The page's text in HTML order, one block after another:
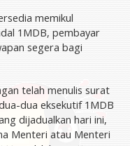
memikul
1MDB, pembayar
segera bagi
telah menulis surat
dua eksekutif 1MDB
dijadualkan hari ini,
Menteri atau Menteri